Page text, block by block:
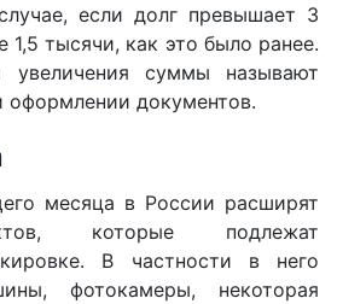
если долг превышает 3
1,5 тысячи, как это было ранее.
увеличения суммы называют
оформлении документов.
месяца в России расширят
которые подлежат
В частности в него
фотокамеры, некоторая